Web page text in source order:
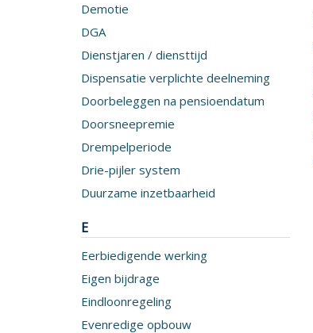
Demotie
DGA
Dienstjaren / diensttijd
Dispensatie verplichte deelneming
Doorbeleggen na pensioendatum
Doorsneepremie
Drempelperiode
Drie-pijler system
Duurzame inzetbaarheid
E
Eerbiedigende werking
Eigen bijdrage
Eindloonregeling
Evenredige opbouw